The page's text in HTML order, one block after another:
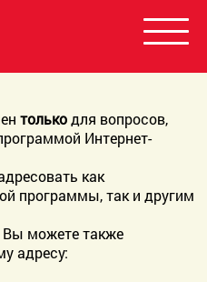
толькодля вопросов,
Интернет-
как
программы, так и другим
можете также
адресу: